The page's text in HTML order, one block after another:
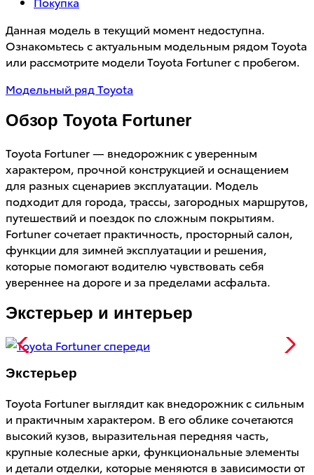
Данная модель в текущий момент недоступна.
Ознакомьтесь с актуальным модельным рядом Toyota
или рассмотрите модели Toyota Fortuner с пробегом.
Модельный ряд Toyota
Обзор Toyota Fortuner
Toyota Fortuner — внедорожник с уверенным
характером, прочной конструкцией и оснащением
для разных сценариев эксплуатации. Модель
подходит для города, трассы, загородных маршрутов,
путешествий и поездок по сложным покрытиям.
Fortuner сочетает практичность, просторный салон,
функции для зимней эксплуатации и решения,
которые помогают водителю чувствовать себя
увереннее на дороге и за пределами асфальта.
Экстерьер и интерьер
Экстерьер
Toyota Fortuner выглядит как внедорожник с сильным
и практичным характером. В его облике сочетаются
высокий кузов, выразительная передняя часть,
крупные колесные арки, функциональные элементы
и детали отделки, которые меняются в зависимости от